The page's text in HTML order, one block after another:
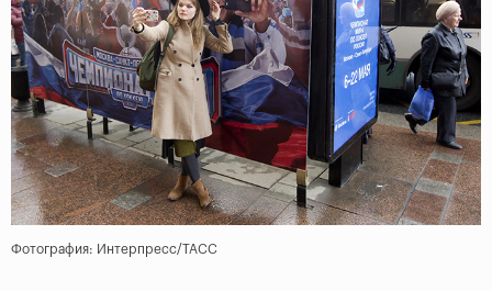
Фотография: Интерпресс/ТАСС